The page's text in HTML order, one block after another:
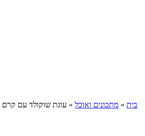
בית » מתכונים ואוכל » עוגת שוקולד עם קרם